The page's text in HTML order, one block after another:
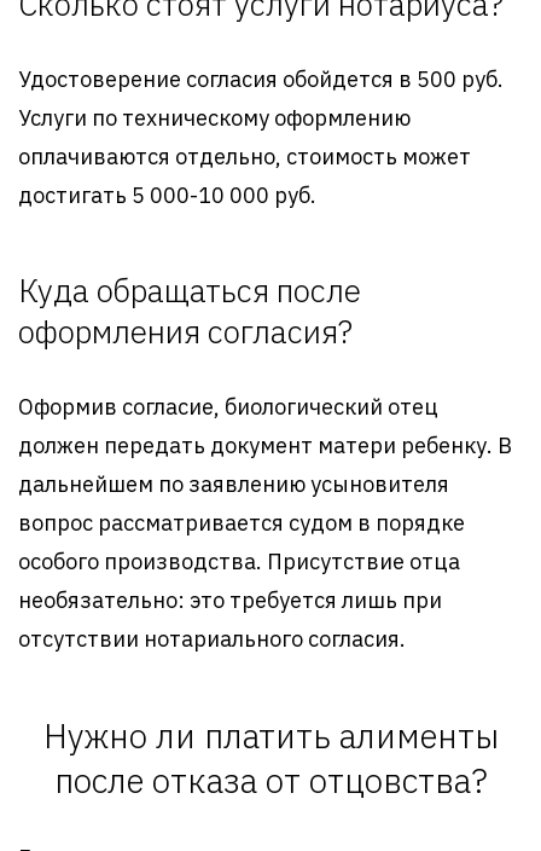
Удостоверение согласия обойдется в 500 руб.
Услуги по техническому оформлению
оплачиваются отдельно, стоимость может
достигать 5 000-10 000 руб.
Куда обращаться после
оформления согласия?
Оформив согласие, биологический отец
должен передать документ матери ребенку. В
дальнейшем по заявлению усыновителя
вопрос рассматривается судом в порядке
особого производства. Присутствие отца
необязательно: это требуется лишь при
отсутствии нотариального согласия.
Нужно ли платить алименты
после отказа от отцовства?